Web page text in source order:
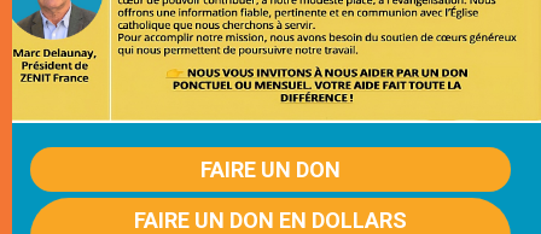
FAIRE UN DON
FAIRE UN DON EN DOLLARS